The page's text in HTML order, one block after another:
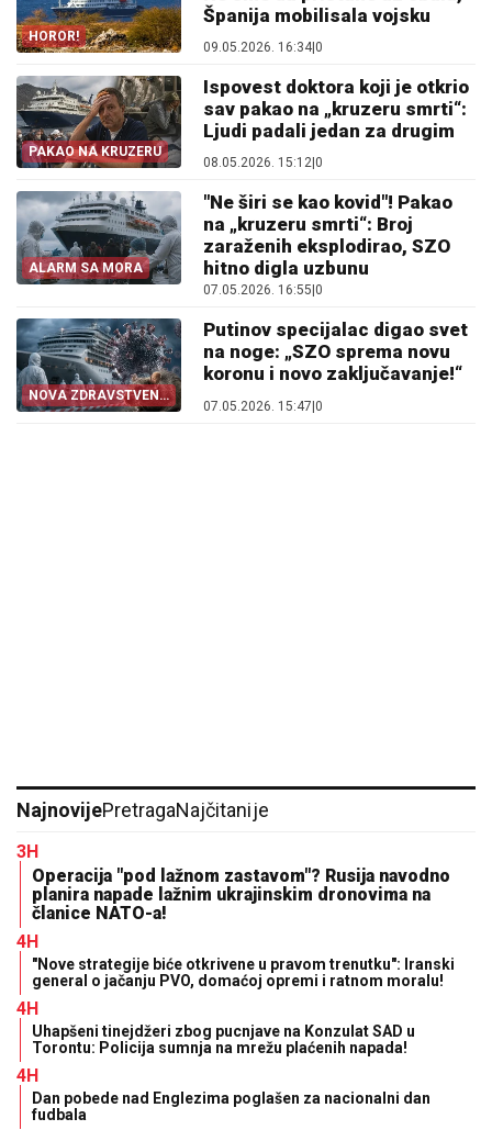
HOROR!
Španija mobilisala vojsku
09.05.2026. 16:34 0
PAKAO NA KRUZERU
Ispovest doktora koji je otkrio
sav pakao na „kruzeru smrti“:
Ljudi padali jedan za drugim
08.05.2026. 15:12 0
ALARM SA MORA
"Ne širi se kao kovid"! Pakao
na „kruzeru smrti“: Broj
zaraženih eksplodirao, SZO
hitno digla uzbunu
07.05.2026. 16:55 0
NOVA ZDRAVSTVENA
DRAMA
Putinov specijalac digao svet
na noge: „SZO sprema novu
koronu i novo zaključavanje!“
07.05.2026. 15:47|0
NajnovijePretragaNajčitanije
3H
Operacija "pod lažnom zastavom"? Rusija navodno
planira napade lažnim ukrajinskim dronovima na
članice NATO-a!
4H
"Nove strategije biće otkrivene u pravom trenutku": Iranski
general o jačanju PVO, domaćoj opremi i ratnom moralu!
4H
Uhapšeni tinejdžeri zbog pucnjave na Konzulat SAD u
Torontu: Policija sumnja na mrežu plaćenih napada!
4H
Dan pobede nad Englezima poglašen za nacionalni dan
fudbala